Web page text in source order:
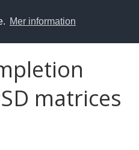
Mer information
matrices